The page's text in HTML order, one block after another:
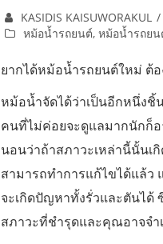
KASIDIS KAISUWORAKUL
หม้อน้ำรถยนต์, หม้อน้ำรถย
ยากได้หม้อน้ำรถยนต์ใหม่ ต้
หม้อน้ำจัดได้ว่าเป็นอีกหนึ่งชิ้
คนที่ไม่ค่อยจะดูแลมากนักก็อ
นอนว่าถ้าสภาวะเหล่านี้นั้นเ
สามารถทำการแก้ไขได้แล้
จะเกิดปัญหาทั้งรั่วและตันไ
สภาวะที่ชำรุดและคุณอาจจำ